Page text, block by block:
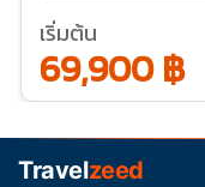
เริ่มต้น
69,900 ฿
Travelzeed